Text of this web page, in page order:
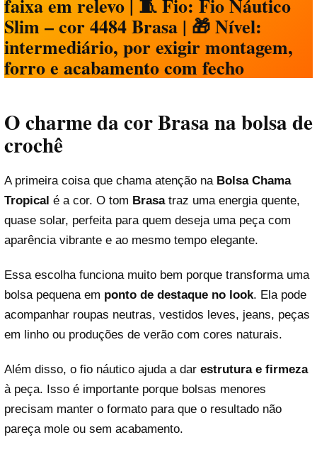
faixa em relevo | 🧵 Fio: Fio Náutico
Slim – cor 4484 Brasa | 🎁 Nível:
intermediário, por exigir montagem,
forro e acabamento com fecho
O charme da cor Brasa na bolsa de
crochê
A primeira coisa que chama atenção na Bolsa Chama
Tropical é a cor. O tom Brasatraz uma energia quente,
quase solar, perfeita para quem deseja uma peça com
aparência vibrante e ao mesmo tempo elegante.
Essa escolha funciona muito bem porque transforma uma
bolsa pequena em ponto de destaque no look. Ela pode
acompanhar roupas neutras, vestidos leves, jeans, peças
em linho ou produções de verão com cores naturais.
Além disso, o fio náutico ajuda a dar estrutura e firmeza
à peça. Isso é importante porque bolsas menores
precisam manter o formato para que o resultado não
pareça mole ou sem acabamento.